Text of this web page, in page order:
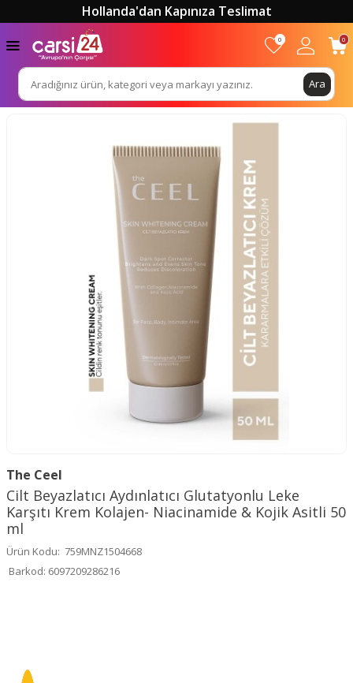
Hollanda'dan Kapınıza Teslimat
Ara
0 0
The Ceel
Cilt Beyazlatıcı Aydınlatıcı Glutatyonlu Leke
Karşıtı Krem Kolajen- Niacinamide & Kojik Asitli 50
ml
Ürün Kodu: 759MNZ1504668
Barkod: 6097209286216